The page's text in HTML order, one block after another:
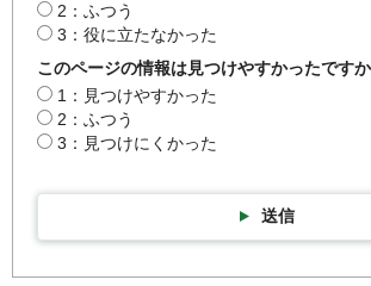
2：ふつう
3：役に立たなかった
このページの情報は見つけやすかったですか
1：見つけやすかった
2：ふつう
3：見つけにくかった
送信